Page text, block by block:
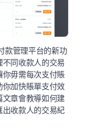
款管理平台的新功
同收款人的交易
毋需每次支付賬
加快賬單支付效
章會教導如何建
收款人的交易紀